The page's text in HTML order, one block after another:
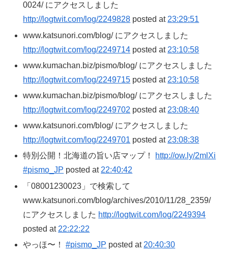
0024/ にアクセスしました
http://logtwit.com/log/2249828 posted at 23:29:51
www.katsunori.com/blog/ にアクセスしました
http://logtwit.com/log/2249714 posted at 23:10:58
www.kumachan.biz/pismo/blog/ にアクセスしました
http://logtwit.com/log/2249715 posted at 23:10:58
www.kumachan.biz/pismo/blog/ にアクセスしました
http://logtwit.com/log/2249702 posted at 23:08:40
www.katsunori.com/blog/ にアクセスしました
http://logtwit.com/log/2249701 posted at 23:08:38
特別公開！北海道の旨い店マップ！
http://ow.ly/2mlXi
#pismo_JP posted at 22:40:42
「08001230023」で検索して
www.katsunori.com/blog/archives/2010/11/28_2359/
にアクセスしました http://logtwit.com/log/2249394
posted at 22:22:22
やっほ〜！#pismo_JP posted at 20:40:30